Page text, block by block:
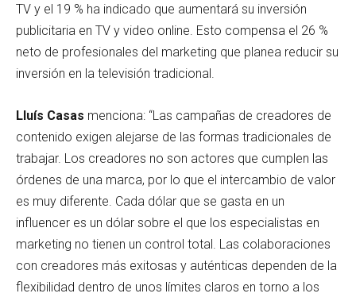
TV y el 19 % ha indicado que aumentará su inversión
publicitaria en TV y video online. Esto compensa el 26 %
neto de profesionales del marketing que planea reducir su
inversión en la televisión tradicional.
Lluís Casas menciona: “Las campañas de creadores de
contenido exigen alejarse de las formas tradicionales de
trabajar. Los creadores no son actores que cumplen las
órdenes de una marca, por lo que el intercambio de valor
es muy diferente. Cada dólar que se gasta en un
influencer es un dólar sobre el que los especialistas en
marketing no tienen un control total. Las colaboraciones
con creadores más exitosas y auténticas dependen de la
flexibilidad dentro de unos límites claros en torno a los